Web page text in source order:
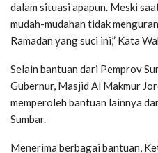
dalam situasi apapun. Meski
mudah-mudahan tidak
Ramadan yang suci ini,” Kata
Selain bantuan dari Pemprov
Gubernur, Masjid Al Makmur
memperoleh bantuan lainnya
Sumbar.
Menerima berbagai bantuan,